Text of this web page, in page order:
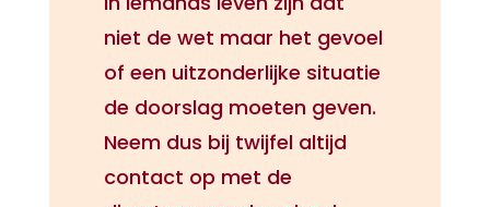
niet de wet maar het gevoel
of een uitzonderlijke situatie
de doorslag moeten geven.
Neem dus bij twijfel altijd
contact op met de